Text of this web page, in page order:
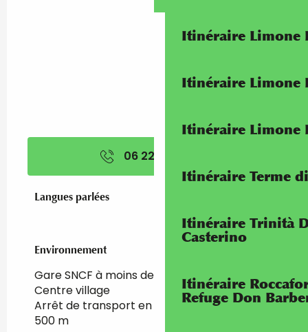
Itinéraire Limone
Itinéraire Limone
Itinéraire Limone
Itinéraire Terme
Itinéraire Trinità
Casterino
Itinéraire
Refuge Don
06 22 33 05
Langues parlées
Langues parlées
Environnement
Environnement
Gare SNCF à moins de 500 m
Centre village
Arrêt de transport en commun à moins de
500 m